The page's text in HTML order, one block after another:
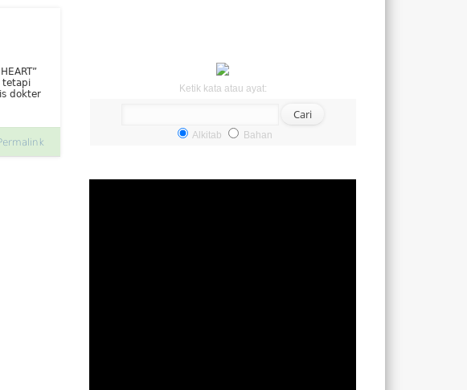
tetapi
dokter
Ketik kata atau ayat:
Alkitab Bahan